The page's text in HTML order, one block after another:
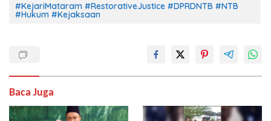
#KejariMataram #RestorativeJustice #DPRDNTB #NTB
#Hukum #Kejaksaan
Baca Juga